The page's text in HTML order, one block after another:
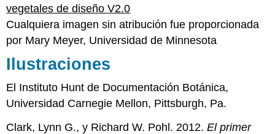
vegetales de diseño V2.0
Cualquiera imagen sin atribución fue proporcionada
por Mary Meyer, Universidad de Minnesota
Ilustraciones
El Instituto Hunt de Documentación Botánica,
Universidad Carnegie Mellon, Pittsburgh, Pa.
Clark, Lynn G., y Richard W. Pohl. 2012.El primer